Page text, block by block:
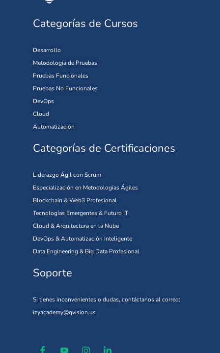
Categorías de Cursos
Desarrollo
Metodología de Pruebas
Pruebas Funcionales
Pruebas No Funcionales
DevOps
Cloud
Automatización
Categorías de Certificaciones
Liderazgo Ágil con Scrum
Especialización en Metodologías Ágiles
Blockchain & Web3 Profesional
Tecnologías Emergentes & Futuro IT
Cloud & Arquitectura en la Nube
DevOps & Automatización Inteligente
Data Engineering & Big Data Profesional
Soporte
Si tienes inconvenientes o dudas, contáctanos al correo:
izyacademy@qvision.us